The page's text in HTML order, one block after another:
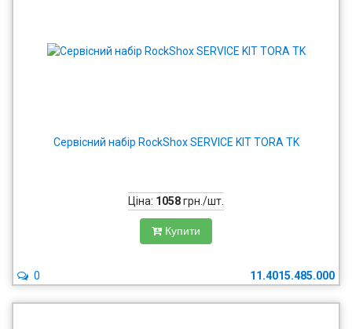
Сервісний набір RockShox SERVICE KIT TORA TK
Ціна: 1058грн./шт.
Купити
11.4015.485.000
0